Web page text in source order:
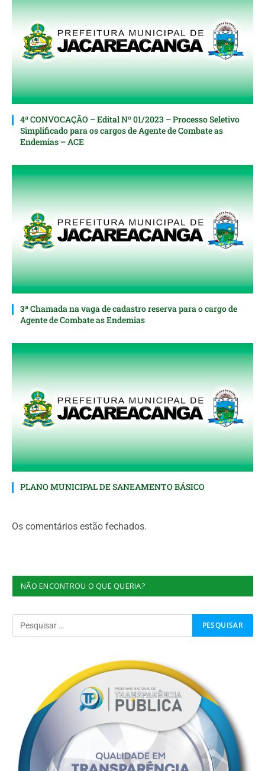
4ª CONVOCAÇÃO – Edital Nº 01/2023 – Processo Seletivo
Simplificado para os cargos de Agente de Combate as
Endemias – ACE
3ª Chamada na vaga de cadastro reserva para o cargo de
Agente de Combate as Endemias
PLANO MUNICIPAL DE SANEAMENTO BÁSICO
Os comentários estão fechados.
NÃO ENCONTROU O QUE QUERIA?